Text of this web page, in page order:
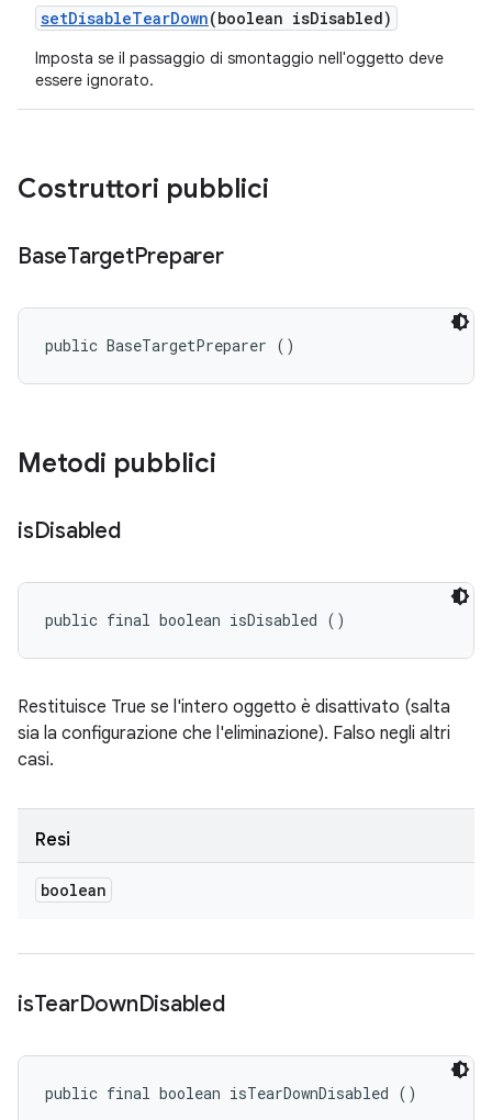
setDisableTearDown(boolean isDisabled)
Imposta se il passaggio di smontaggio nell'oggetto deve
essere ignorato.
Costruttori pubblici
BaseTargetPreparer
public BaseTargetPreparer ()
Metodi pubblici
isDisabled
public final boolean isDisabled ()
Restituisce True se l'intero oggetto è disattivato (salta
sia la configurazione che l'eliminazione). Falso negli altri
casi.
Resi
boolean
isTearDownDisabled
public final boolean isTearDownDisabled ()